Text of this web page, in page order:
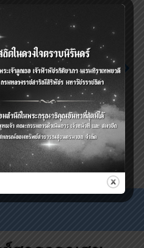
Next
ประกาศหยุดทำการ 1 วัน
วันที่ 10 พฤษภาคม 2564
วันพืชมงคล